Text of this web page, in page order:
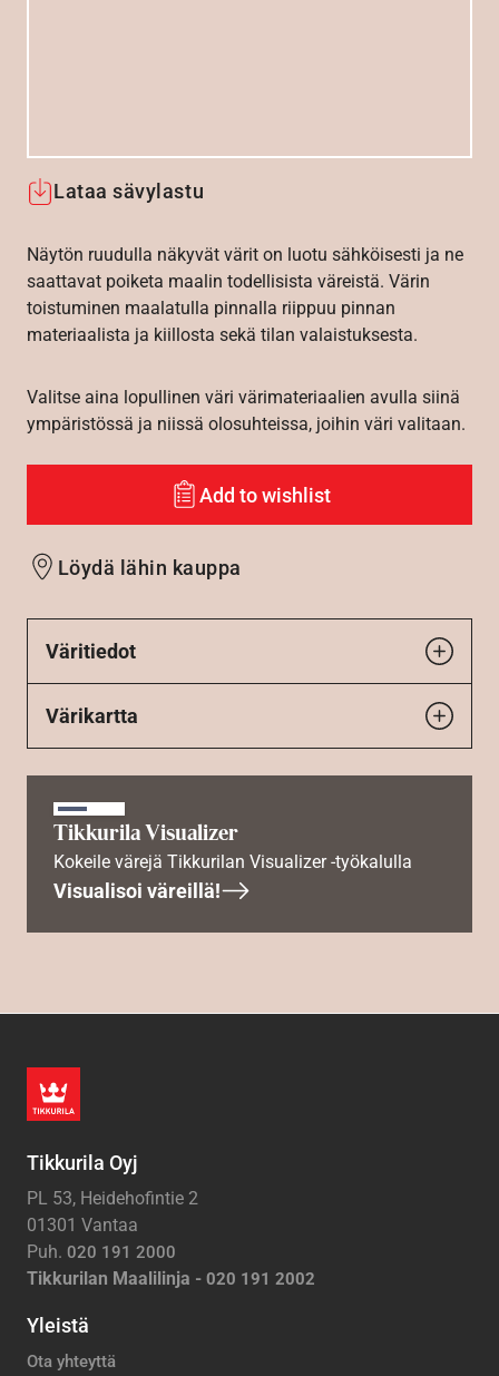
Lataa sävylastu
Näytön ruudulla näkyvät värit on luotu sähköisesti ja ne
saattavat poiketa maalin todellisista väreistä. Värin
toistuminen maalatulla pinnalla riippuu pinnan
materiaalista ja kiillosta sekä tilan valaistuksesta.
Valitse aina lopullinen väri värimateriaalien avulla siinä
ympäristössä ja niissä olosuhteissa, joihin väri valitaan.
Add to wishlist
Löydä lähin kauppa
Väritiedot
Värikartta
Tikkurila Visualizer
Kokeile värejä Tikkurilan Visualizer -työkalulla
Visualisoi väreillä!
Tikkurila Oyj
PL 53, Heidehofintie 2
01301 Vantaa
Puh. 020 191 2000
Tikkurilan Maalilinja - 020 191 2002
Yleistä
Ota yhteyttä